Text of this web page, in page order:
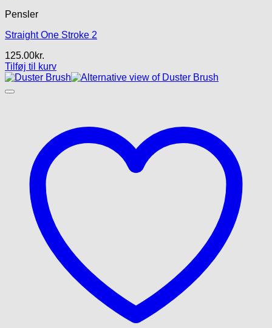
Pensler
Straight One Stroke 2
125.00kr.
Tilføj til kurv